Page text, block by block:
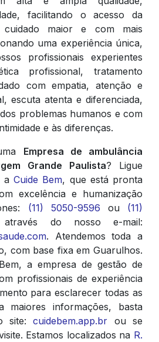
facilitando o acesso da
maior e com mais
uma experiência única,
profissionais experientes
profissional, tratamento
com empatia, atenção e
escuta atenta e diferenciada,
problemas humanos e com
e às diferenças.
Empresa de ambulância
Grande Paulista? Ligue
a Cuide Bem, que está pronta
excelência e humanização
(11) 5050-9596 ou (11)
do nosso e-mail:
. Atendemos toda a
com base fixa em Guarulhos.
a empresa de gestão de
profissionais de experiência
para esclarecer todas as
maiores informações, basta
site:cuidebem.app.br ou se
Estamos localizados na R.